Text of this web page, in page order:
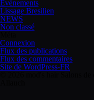
Evénements
Lissage Bresilien
NEWS
Non classé
Connexion
Flux des publications
Flux des commentaires
Site de WordPress-FR